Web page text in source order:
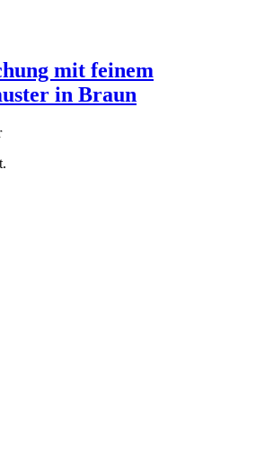
mit feinem
in Braun